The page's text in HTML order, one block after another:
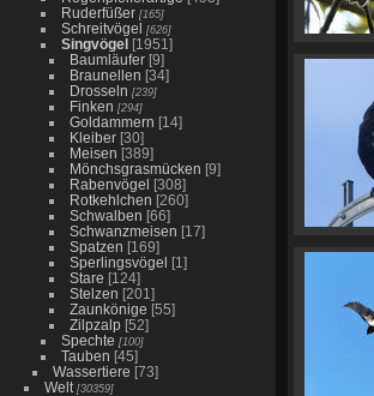
Ruderfüßer [165]
Schreitvögel [626]
Singvögel [1951]
Baumläufer [9]
Braunellen [34]
Drosseln [239]
Finken [294]
Goldammern [14]
Kleiber [30]
Meisen [389]
Mönchsgrasmücken [9]
Rabenvögel [308]
Rotkehlchen [260]
Schwalben [66]
Schwanzmeisen [17]
Spatzen [169]
Sperlingsvögel [1]
Stare [124]
Stelzen [201]
Zaunkönige [55]
Zilpzalp [52]
Spechte [100]
Tauben [45]
Wassertiere [73]
Welt [30359]